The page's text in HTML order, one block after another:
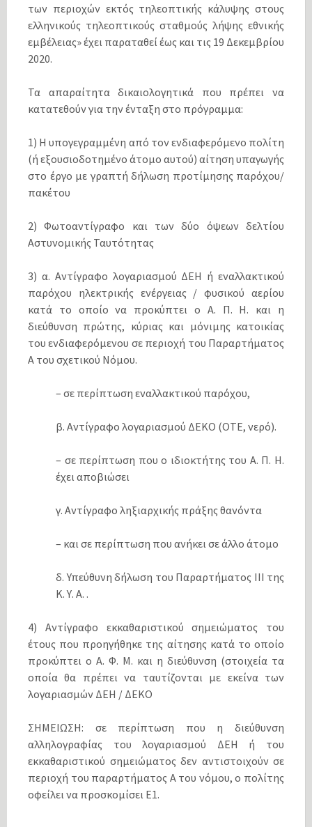
των περιοχών εκτός τηλεοπτικής κάλυψης στους
ελληνικούς τηλεοπτικούς σταθμούς λήψης εθνικής
εμβέλειας» έχει παραταθεί έως και τις 19 Δεκεμβρίου
2020.
Τα απαραίτητα δικαιολογητικά που πρέπει να
κατατεθούν για την ένταξη στο πρόγραμμα:
1) Η υπογεγραμμένη από τον ενδιαφερόμενο πολίτη
(ή εξουσιοδοτημένο άτομο αυτού) αίτηση υπαγωγής
στο έργο με γραπτή δήλωση προτίμησης παρόχου/
πακέτου
2) Φωτοαντίγραφο και των δύο όψεων δελτίου
Αστυνομικής Ταυτότητας
3) α. Αντίγραφο λογαριασμού ΔΕΗ ή εναλλακτικού
παρόχου ηλεκτρικής ενέργειας / φυσικού αερίου
κατά το οποίο να προκύπτει ο Α. Π. Η. και η
διεύθυνση πρώτης, κύριας και μόνιμης κατοικίας
του ενδιαφερόμενου σε περιοχή του Παραρτήματος
Α του σχετικού Νόμου.
– σε περίπτωση εναλλακτικού παρόχου,
β. Αντίγραφο λογαριασμού ΔΕΚΟ (ΟΤΕ, νερό).
– σε περίπτωση που ο ιδιοκτήτης του Α. Π. Η.
έχει αποβιώσει
γ. Αντίγραφο ληξιαρχικής πράξης θανόντα
– και σε περίπτωση που ανήκει σε άλλο άτομο
δ. Υπεύθυνη δήλωση του Παραρτήματος ΙΙΙ της
Κ. Υ. Α. .
4) Αντίγραφο εκκαθαριστικού σημειώματος του
έτους που προηγήθηκε της αίτησης κατά το οποίο
προκύπτει ο Α. Φ. Μ. και η διεύθυνση (στοιχεία τα
οποία θα πρέπει να ταυτίζονται με εκείνα των
λογαριασμών ΔΕΗ / ΔΕΚΟ
ΣΗΜΕΙΩΣΗ: σε περίπτωση που η διεύθυνση
αλληλογραφίας του λογαριασμού ΔΕΗ ή του
εκκαθαριστικού σημειώματος δεν αντιστοιχούν σε
περιοχή του παραρτήματος Α του νόμου, ο πολίτης
οφείλει να προσκομίσει Ε1.